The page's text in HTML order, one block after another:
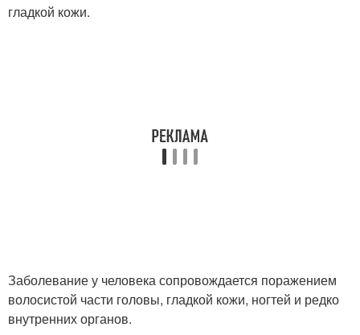
гладкой кожи.
Заболевание у человека сопровождается поражением
волосистой части головы, гладкой кожи, ногтей и редко
внутренних органов.